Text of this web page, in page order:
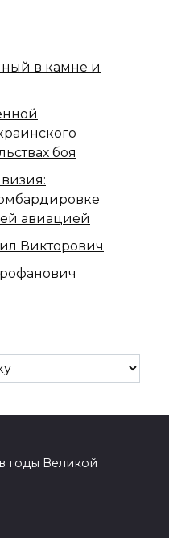
в камне и
боя
авиацией
Викторович
годы Великой